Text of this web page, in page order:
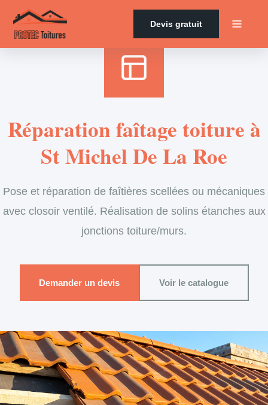
Devis gratuit
Réparation faîtage toiture à
St Michel De La Roe
Pose et réparation de faîtières scellées ou mécaniques
avec closoir ventilé. Réalisation de solins étanches aux
jonctions toiture/murs.
Demander un devis Voir le catalogue